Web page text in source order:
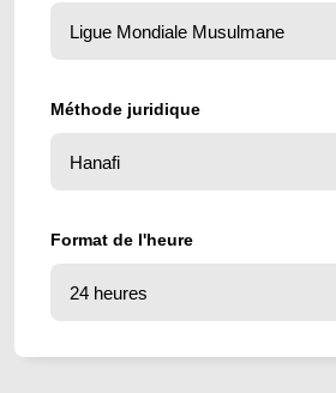
Méthode juridique
Format de l'heure